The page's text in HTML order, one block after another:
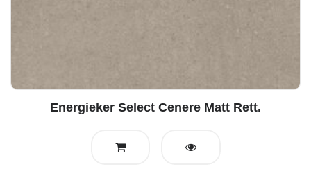
Energieker Select Cenere Matt Rett.